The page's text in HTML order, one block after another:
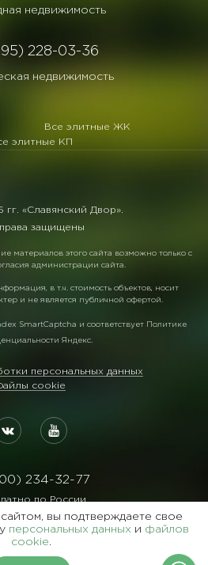
недвижимость
228-03-36
недвижимость
Все элитные ЖК
элитные КП
гг. «Славянский Двор».
защищены
материалов этого сайта возможно только с
администрации сайта.
в т.ч. стоимость объектов, носит
и не является публичной офертой.
SmartCaptcha и соответствует Политике
Яндекс.
персональных данных
cookie
234-32-77
по России
Реквизиты:
"Славянский Двор"
вы подтверждаете свое
персональных данных и файлов
cookie.